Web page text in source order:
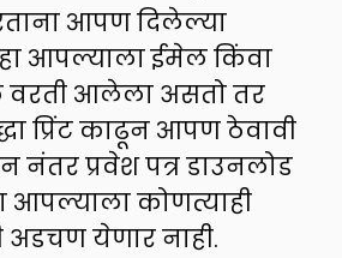
आपण दिलेल्या
हा आपल्याला ईमेल किंवा
वरती आलेला असतो तर
प्रिंट काढून आपण ठेवावी
प्रवेश पत्र डाउनलोड
आपल्याला कोणत्याही
अडचण येणार नाही.